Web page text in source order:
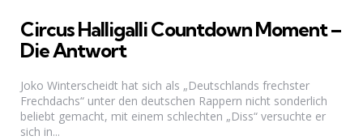
Circus Halligalli Countdown Moment –
Die Antwort
Joko Winterscheidt hat sich als „Deutschlands frechster
Frechdachs“ unter den deutschen Rappern nicht sonderlich
beliebt gemacht, mit einem schlechten „Diss“ versuchte er
sich in...